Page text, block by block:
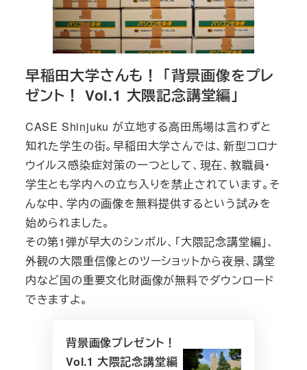
早稲田大学さんも！ 「背景画像をプレ
ゼント！ Vol.1 大隈記念講堂編」
CASE Shinjuku が立地する高田馬場は言わずと
知れた学生の街。早稲田大学さんでは、新型コロナ
ウイルス感染症対策の一つとして、現在、教職員・
学生とも学内への立ち入りを禁止されています。そ
んな中、学内の画像を無料提供するという試みを
始められました。
その第1弾が早大のシンボル、「大隈記念講堂編」、
外観の大隈重信像とのツーショットから夜景、講堂
内など国の重要文化財画像が無料でダウンロード
できますよ。
背景画像プレゼント！
Vol.1 大隈記念講堂編